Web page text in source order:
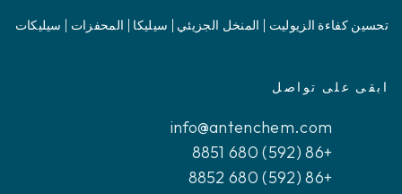
تحسين كفاءة الزيوليت | المنخل الجزيئي | سيليكا | المحفزات | سيليكات
ابقى على تواصل
info@antenchem.com
+86 (592) 680 8851
+86 (592) 680 8852